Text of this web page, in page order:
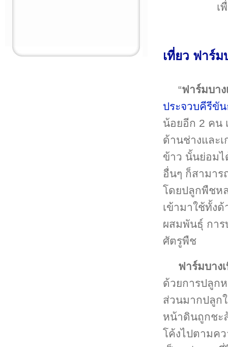
เ
เที่ยว ฟาร์
“ฟาร์มบาง
ประจวบคีรีขั
น้อยอีก 2 คน
ด้านช่างและเ
ข้าว นั้นย่อม
อื่นๆ ก็สามาร
โดยปลูกพืชห
เข้ามาใช้ทั้ง
ผสมพันธุ์ การ
ศัตรูพืช
ฟาร์มบาง
ด้วยการปลูก
ส่วนมากปลูก
หน้าดินถูกชะ
โค้งไปตามค